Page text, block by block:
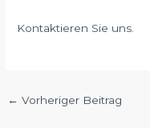
Kontaktieren Sie uns.
← Vorheriger Beitrag